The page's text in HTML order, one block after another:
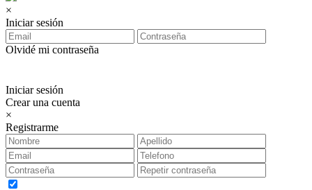
×
Iniciar sesión
Olvidé mi contraseña
Iniciar sesión
Crear una cuenta
×
Registrarme